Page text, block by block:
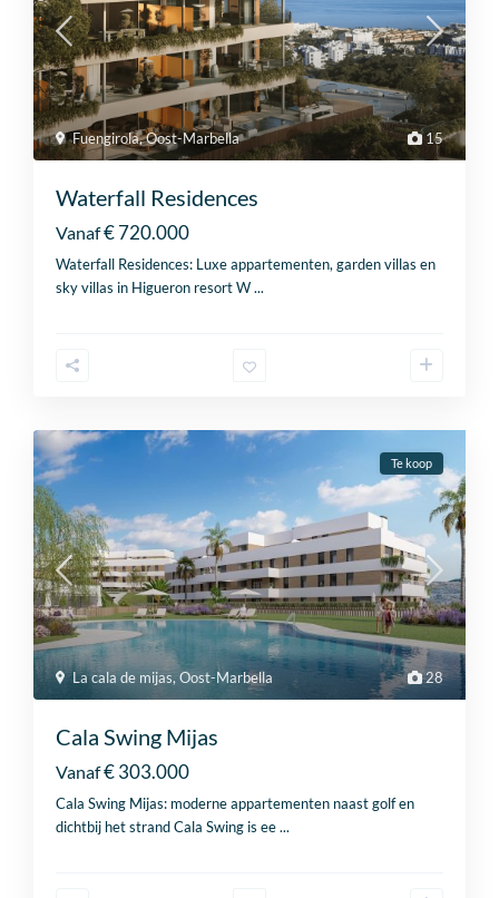
15
Fuengirola,Oost-Marbella
Waterfall Residences
Vanaf€ 720.000
Waterfall Residences: Luxe appartementen, garden villas en
sky villas in Higueron resort W...
28
La cala de mijas,Oost-Marbella
Te koop
Cala Swing Mijas
Vanaf€ 303.000
Cala Swing Mijas: moderne appartementen naast golf en
dichtbij het strand Cala Swing is ee...
Prices & Availability
l
g
i
u
m
+
3
2
Consent
Ja, ik ga akkoord met het privacybeleiden dealgemene
voorwaarden
Verzenden